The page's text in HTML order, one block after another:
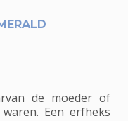
de moeder of
Een erfheks